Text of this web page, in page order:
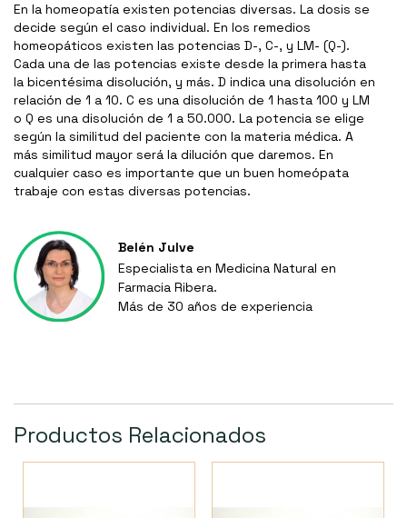
En la homeopatía existen potencias diversas. La dosis se
decide según el caso individual. En los remedios
homeopáticos existen las potencias D-, C-, y LM- (Q-).
Cada una de las potencias existe desde la primera hasta
la bicentésima disolución, y más. D indica una disolución en
relación de 1 a 10. C es una disolución de 1 hasta 100 y LM
o Q es una disolución de 1 a 50.000. La potencia se elige
según la similitud del paciente con la materia médica. A
más similitud mayor será la dilución que daremos. En
cualquier caso es importante que un buen homeópata
trabaje con estas diversas potencias.
Belén Julve
Especialista en Medicina Natural en
Farmacia Ribera.
Más de 30 años de experiencia
Productos Relacionados